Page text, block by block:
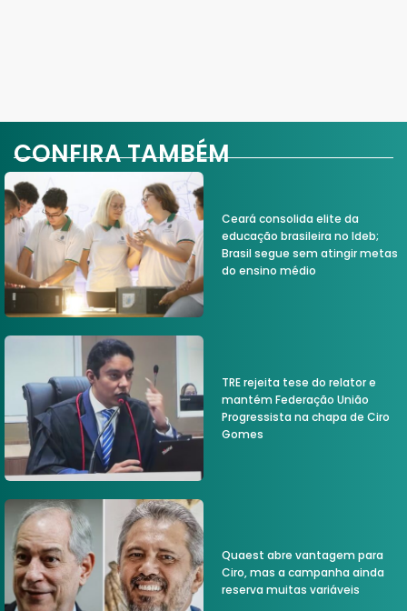
CONFIRA TAMBÉM
Ceará consolida elite da
educação brasileira no Ideb;
Brasil segue sem atingir metas
do ensino médio
TRE rejeita tese do relator e
mantém Federação União
Progressista na chapa de Ciro
Gomes
Quaest abre vantagem para
Ciro, mas a campanha ainda
reserva muitas variáveis